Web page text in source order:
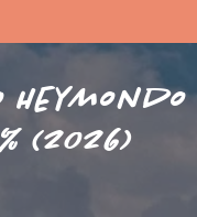
(2026)